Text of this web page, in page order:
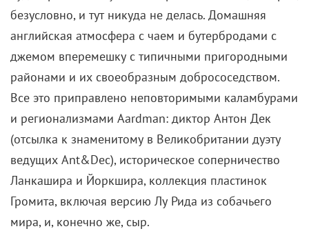
безусловно, и тут никуда не делась. Домашняя
английская атмосфера с чаем и бутербродами с
джемом вперемешку с типичными пригородными
районами и их своеобразным добрососедством.
Все это приправлено неповторимыми каламбурами
и регионализмами Aardman: диктор Антон Дек
(отсылка к знаменитому в Великобритании дуэту
ведущих Ant&Dec), историческое соперничество
Ланкашира и Йоркшира, коллекция пластинок
Громита, включая версию Лу Рида из собачьего
мира, и, конечно же, сыр.